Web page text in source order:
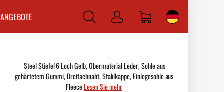
ANGEBOTE Anmelden
Steel Stiefel 6 Loch Gelb, Obermaterial Leder, Sohle aus
gehärtetem Gummi, Dreifachnaht, Stahlkappe, Einlegesohle aus
FleeceLesen Sie mehr